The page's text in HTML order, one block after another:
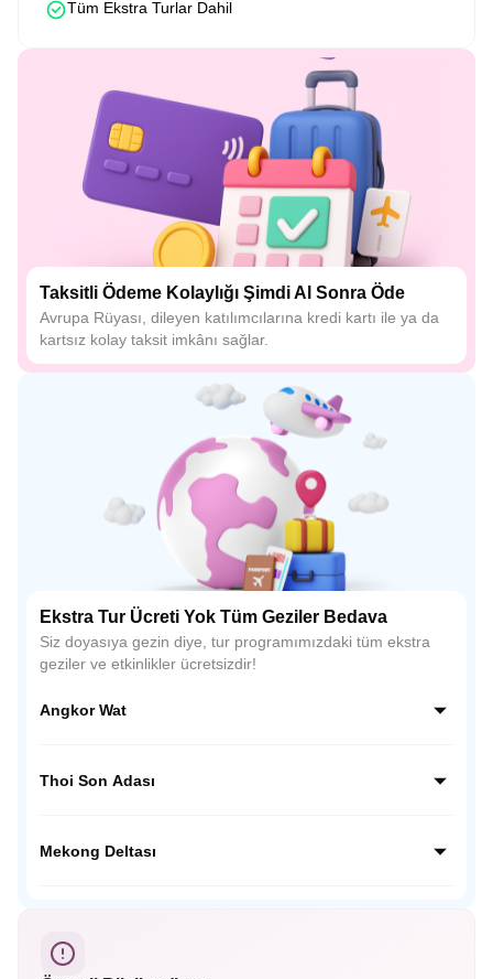
Tüm Ekstra Turlar Dahil
Taksitli Ödeme Kolaylığı Şimdi Al Sonra Öde
Avrupa Rüyası, dileyen katılımcılarına kredi kartı ile ya da
kartsız kolay taksit imkânı sağlar.
Ekstra Tur Ücreti Yok Tüm Geziler Bedava
Siz doyasıya gezin diye, tur programımızdaki tüm ekstra
geziler ve etkinlikler ücretsizdir!
Angkor Wat
tapınak kompleksidir. 12. yüzyılda Khmer İmparatorluğu
Thoi Son Adası
bir adadır. Hindistan cevizi ağaçları, meyve bahçeleri,
Mekong Deltası
tropikal bitkiler, pirinç tarlaları ve yüzen pazarlar keşfedilir.